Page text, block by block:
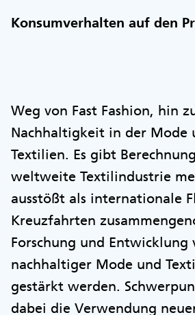
Konsumverhalten auf den
Weg von Fast Fashion, hin
Nachhaltigkeit in der Mode
Textilien. Es gibt
weltweite Textilindustrie
ausstößt als internationale
Kreuzfahrten
Forschung und Entwicklung
nachhaltiger Mode und
gestärkt werden.
dabei die Verwendung